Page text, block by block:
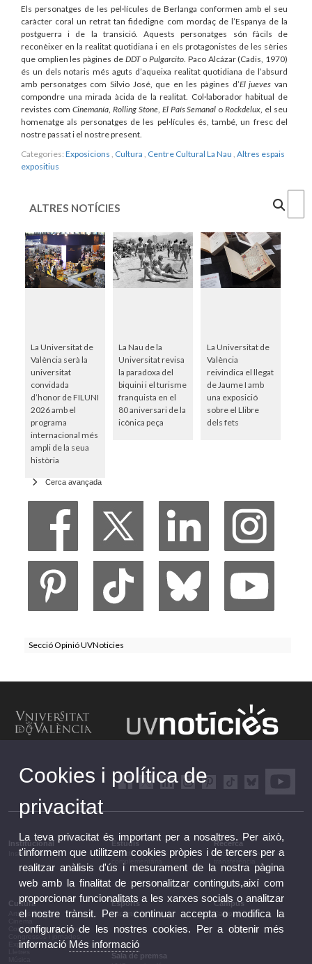
Els personatges de les pel·lícules de Berlanga conformen amb el seu
caràcter coral un retrat tan fidedigne com mordaç de l’Espanya de la
postguerra i de la transició. Aquests personatges són fàcils de
reconèixer en la realitat quotidiana i en els protagonistes de les sèries
que omplien les pàgines de DDToPulgarcito. Paco Alcázar (Cadis, 1970)
és un dels notaris més aguts d’aqueixa realitat quotidiana de l’absurd
amb personatges com Silvio José, que en les pàgines d’El jueves van
compondre una mirada àcida de la realitat. Col·laborador habitual de
revistes com Cinemanía, Rolling Stone, El País Semanal oRockdelux, el seu
homenatge als personatges de les pel·lícules és, també, un fresc del
nostre passat i el nostre present.
Categories: Exposicions , Cultura , Centre Cultural La Nau , Altres espais
expositius
ALTRES NOTÍCIES
La Universitat de
València serà la
universitat
convidada
d’honor de FILUNI
2026 amb el
programa
internacional més
ampli de la seua
història
La Nau de la
Universitat revisa
la paradoxa del
biquini i el turisme
franquista en el
80 aniversari de la
icònica peça
La Universitat de
València
reivindica el llegat
de Jaume I amb
una exposició
sobre el Llibre
dels fets
Cerca avançada
Secció Opinió UVNoticies
Institucional
Institucional
Estudis
Estudis i formació
Recerca
Recerca, innovació i
Cultura
Arts escèniques
Conferències i debats
Congressos i jornades
Exposicions
Esports
Esports
Campus
Campus
Sala de premsa
Cookies i política de
privacitat
La teva privacitat és important per a nosaltres. Per això,
t'informem que utilitzem cookies pròpies i de tercers per a
realitzar anàlisis d'ús i mesurament de la nostra pàgina
web amb la finalitat de personalitzar continguts,així com
proporcionar funcionalitats a les xarxes socials o analitzar
el nostre trànsit. Per a continuar accepta o modifica la
configuració de les nostres cookies. Per a obtenir més
informació Més informació